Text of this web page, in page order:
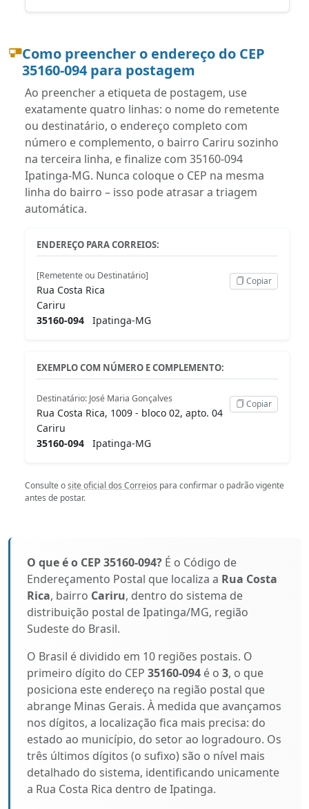
Como preencher o endereço do CEP
35160-094 para postagem
Ao preencher a etiqueta de postagem, use
exatamente quatro linhas: o nome do remetente
ou destinatário, o endereço completo com
número e complemento, o bairro Cariru sozinho
na terceira linha, e finalize com 35160-094
Ipatinga-MG. Nunca coloque o CEP na mesma
linha do bairro – isso pode atrasar a triagem
automática.
ENDEREÇO PARA CORREIOS:
[Remetente ou Destinatário]
Rua Costa Rica
Cariru
35160-094 Ipatinga-MG
Copiar
EXEMPLO COM NÚMERO E COMPLEMENTO:
Destinatário: José Maria Gonçalves
Rua Costa Rica, 1009 - bloco 02, apto. 04
Cariru
35160-094 Ipatinga-MG
Copiar
Consulte osite oficial dos Correios para confirmar o padrão vigente
antes de postar.
O que é o CEP 35160-094? É o Código de
Endereçamento Postal que localiza a Rua Costa
Rica, bairro Cariru, dentro do sistema de
distribuição postal de Ipatinga/MG, região
Sudeste do Brasil.
O Brasil é dividido em 10 regiões postais. O
primeiro dígito do CEP 35160-094 é o 3, o que
posiciona este endereço na região postal que
abrange Minas Gerais. À medida que avançamos
nos dígitos, a localização fica mais precisa: do
estado ao município, do setor ao logradouro. Os
três últimos dígitos (o sufixo) são o nível mais
detalhado do sistema, identificando unicamente
a Rua Costa Rica dentro de Ipatinga.